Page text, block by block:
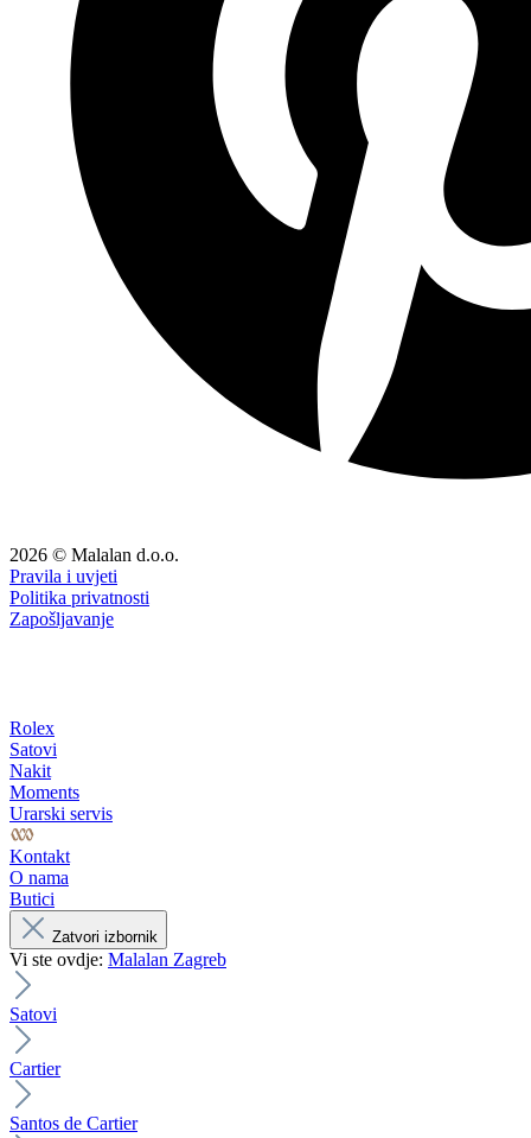
2026 © Malalan d.o.o.
Pravila i uvjeti
Politika privatnosti
Zapošljavanje
Rolex
Satovi
Nakit
Moments
Urarski servis
Kontakt
O nama
Butici
Zatvori izbornik
Vi ste ovdje: Malalan Zagreb
Satovi
Cartier
Santos de Cartier